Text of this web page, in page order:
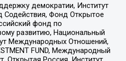
демократии, Институт
Фонд Открытое
фонд по
развитию, Национальный
Международных Отношений,
FUND, Международный